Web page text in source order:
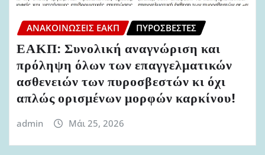
ΑΝΑΚΟΙΝΏΣΕΙΣ ΕΑΚΠ ΠΥΡΟΣΒΈΣΤΕΣ
ΕΑΚΠ: Συνολική αναγνώριση και
πρόληψη όλων των επαγγελματικών
ασθενειών των πυροσβεστών κι όχι
απλώς ορισμένων μορφών καρκίνου!
admin Μάι 25, 2026